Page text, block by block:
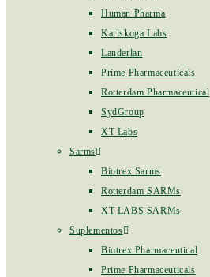
Human Pharma
Karlskoga Labs
Landerlan
Prime Pharmaceuticals
Rotterdam Pharmaceutical
SydGroup
XT Labs
Sarms
Biotrex Sarms
Rotterdam SARMs
XT LABS SARMs
Suplementos
Biotrex Pharmaceutical
Prime Pharmaceuticals